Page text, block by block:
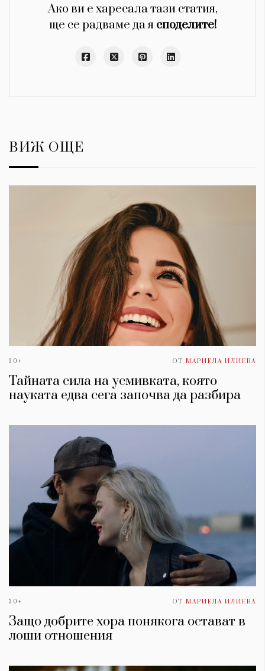
Ако ви е харесала тази статия,
ще се радваме да я споделите!
ВИЖ ОЩЕ
30+ ОТ МАРИЕЛА ИЛИЕВА
Тайната сила на усмивката, която
науката едва сега започва да разбира
30+ ОТ МАРИЕЛА ИЛИЕВА
Защо добрите хора понякога остават в
лоши отношения
КАТЕГОРИИ
Wine&Dine
Подкасти
Dialogue
Изкуство
Красота
ЗА НАС
Условия за
Реклама
Политика за
СЛЕДВАЙТЕ НИ
Facebook Instagram Twitter
YouTube
Spotify Soundcloud
Ако нашият сайт ви харесва, можете да се абонирате за
седмичния ни нюзлетър тук: